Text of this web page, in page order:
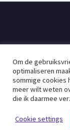
Over
Om de
optimaliseren
sommige cookies
meer wilt weten
die ik daarmee
Cookie settings